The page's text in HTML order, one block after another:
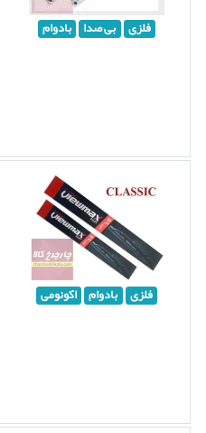
فلزی بی صدا بادوام
فلزی بادوام اکونومی